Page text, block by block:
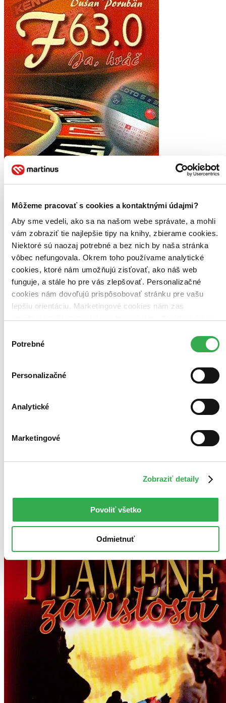
Môžeme pracovať s cookies a kontaktnými údajmi?
Aby sme vedeli, ako sa na našom webe správate, a mohli
vám zobraziť tie najlepšie tipy na knihy, zbierame cookies.
Niektoré sú naozaj potrebné a bez nich by naša stránka
vôbec nefungovala. Okrem toho používame analytické
cookies, ktoré nám umožňujú zisťovať, ako náš web
funguje, a stále ho pre vás zlepšovať. Personalizačné
cookies nám dovoľujú prispôsobovať stránku pre vašu
lepšiu orientáciu. Marketingové cookies nám zas
keby sme mohli používať všetky tieto cookies. Ďakujeme!
súhlasu
Potrebné
Personalizačné
Analytické
Marketingové
Zobraziť detaily
Povoliť všetko
Odmietnuť
Ja, hráčF 63,0
Dušan Porubän v knihe s názvom F63.0 a podtitulom Ja. hráč
rozpráva svoj životný príbeh. Ešte nedávno slepo veril zvuku
hracích automatov a nedokázal odolať stávkovaniu. Trápil tým svoje
najbližšie okolie. Keď pochopil. že jeho hráčska vášeň je choroba...
Čítaná
výborný stav
Túto knihu sme vykúpili cezKnihovrátoka je vo
asi ani nespoznali. Knihu sme označili nálepkou, ktorá môže
na niektorých obaloch zanechať stopy.
Tento produkt síce máme aktuálne na sklade, máme však už
iba posledné kusy a ďalšie už nemá ani distribútor, preto je
ponáhľajte sa!
Vložiť do košíka
Ach, mrzí nás to, z tejto knihy sa už predali všetky výtlačky a
nemáme ju na sklade my ani vydavateľ :( Teoreticky však